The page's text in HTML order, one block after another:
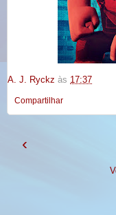
A. J. Ryckz às 17:37
Compartilhar
‹